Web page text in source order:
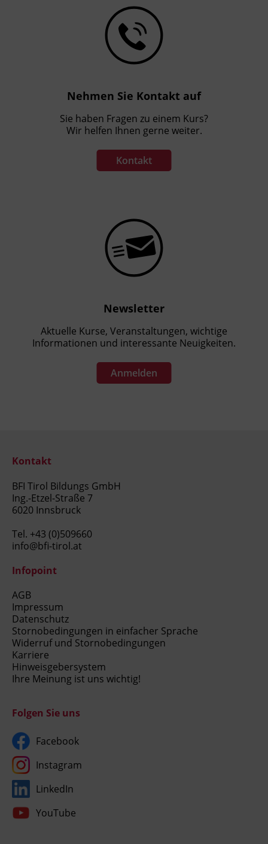
Nehmen Sie Kontakt auf
Sie haben Fragen zu einem Kurs?
Wir helfen Ihnen gerne weiter.
Kontakt
Newsletter
Aktuelle Kurse, Veranstaltungen, wichtige
Informationen und interessante Neuigkeiten.
Anmelden
Kontakt
BFI Tirol Bildungs GmbH
Ing.-Etzel-Straße 7
6020 Innsbruck
Tel. +43 (0)509660
info@bfi-tirol.at
Infopoint
AGB
Impressum
Datenschutz
Stornobedingungen in einfacher Sprache
Widerruf und Stornobedingungen
Karriere
Hinweisgebersystem
Ihre Meinung ist uns wichtig!
Folgen Sie uns
Facebook
Instagram
LinkedIn
YouTube